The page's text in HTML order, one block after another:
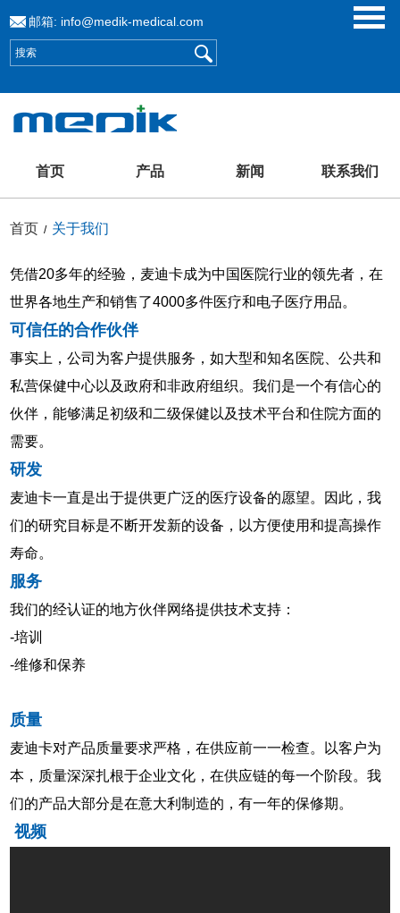
邮箱: info@medik-medical.com
首页 产品 新闻 联系我们
首页 / 关于我们
凭借20多年的经验，麦迪卡成为中国医院行业的领先者，在
世界各地生产和销售了4000多件医疗和电子医疗用品。
可信任的合作伙伴
事实上，公司为客户提供服务，如大型和知名医院、公共和
私营保健中心以及政府和非政府组织。我们是一个有信心的
伙伴，能够满足初级和二级保健以及技术平台和住院方面的
需要。
研发
麦迪卡一直是出于提供更广泛的医疗设备的愿望。因此，我
们的研究目标是不断开发新的设备，以方便使用和提高操作
寿命。
服务
我们的经认证的地方伙伴网络提供技术支持：
-培训
-维修和保养
质量
麦迪卡对产品质量要求严格，在供应前一一检查。以客户为
本，质量深深扎根于企业文化，在供应链的每一个阶段。我
们的产品大部分是在意大利制造的，有一年的保修期。
视频